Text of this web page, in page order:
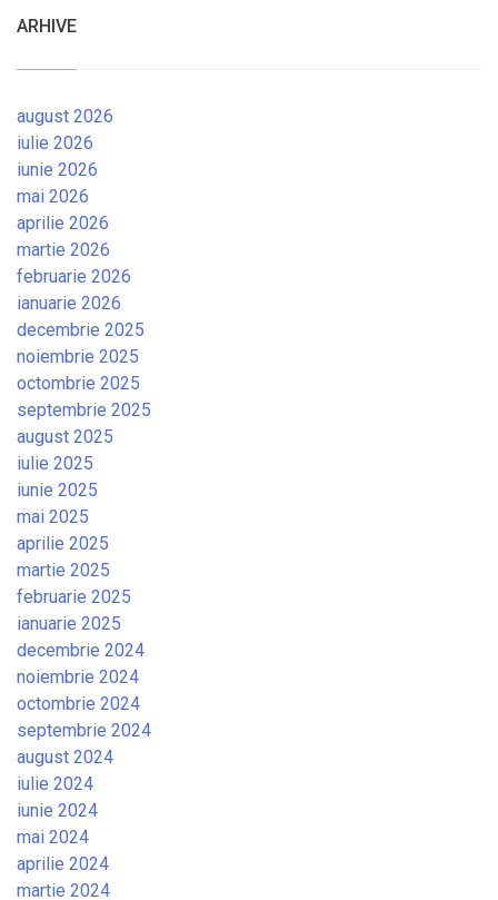
ARHIVE
august 2026
iulie 2026
iunie 2026
mai 2026
aprilie 2026
martie 2026
februarie 2026
ianuarie 2026
decembrie 2025
noiembrie 2025
octombrie 2025
septembrie 2025
august 2025
iulie 2025
iunie 2025
mai 2025
aprilie 2025
martie 2025
februarie 2025
ianuarie 2025
decembrie 2024
noiembrie 2024
octombrie 2024
septembrie 2024
august 2024
iulie 2024
iunie 2024
mai 2024
aprilie 2024
martie 2024